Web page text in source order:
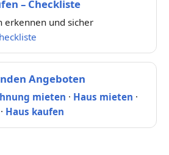
– Checkliste
erkennen und sicher
Angeboten
mieten · Haus mieten ·
· Haus kaufen